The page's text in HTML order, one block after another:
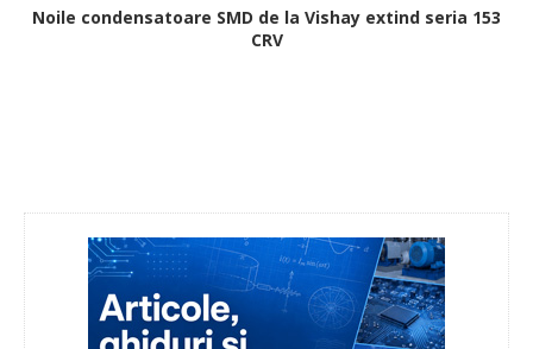
Noile condensatoare SMD de la Vishay extind seria 153
CRV